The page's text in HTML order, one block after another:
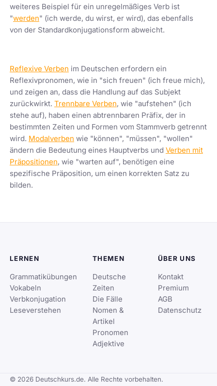
weiteres Beispiel für ein unregelmäßiges Verb ist
"werden" (ich werde, du wirst, er wird), das ebenfalls
von der Standardkonjugationsform abweicht.
Reflexive Verben im Deutschen erfordern ein
Reflexivpronomen, wie in "sich freuen" (ich freue mich),
und zeigen an, dass die Handlung auf das Subjekt
zurückwirkt. Trennbare Verben, wie "aufstehen" (ich
stehe auf), haben einen abtrennbaren Präfix, der in
bestimmten Zeiten und Formen vom Stammverb getrennt
wird. Modalverben wie "können", "müssen", "wollen"
ändern die Bedeutung eines Hauptverbs und Verben mit
Präpositionen, wie "warten auf", benötigen eine
spezifische Präposition, um einen korrekten Satz zu
bilden.
LERNEN
Grammatikübungen
Vokabeln
Verbkonjugation
Leseverstehen
THEMEN
Deutsche
Zeiten
Die Fälle
Nomen &
Artikel
Pronomen
Adjektive
ÜBER UNS
Kontakt
Premium
AGB
Datenschutz
© 2026 Deutschkurs.de. Alle Rechte vorbehalten.